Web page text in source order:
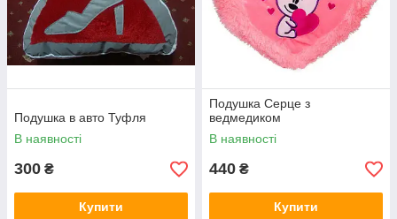
Подушка в авто Туфля
В наявності
300 ₴
Купити
Подушка Серце з
ведмедиком
В наявності
440 ₴
Купити